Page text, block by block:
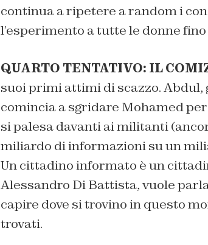
continua a ripetere a random i
l’esperimento a tutte le donne
QUARTO TENTATIVO: IL
suoi primi attimi di scazzo.
comincia a sgridare Mohamed
si palesa davanti ai militanti
miliardo di informazioni su un
Un cittadino informato è un
Alessandro Di Battista, vuole
capire dove si trovino in questo
trovati.